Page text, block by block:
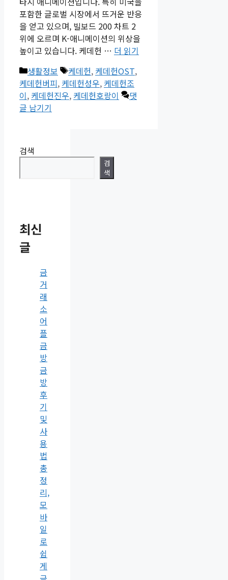
포함한 글로벌 시장에서 뜨거운 반응
을 얻고 있으며, 빌보드 200 차트 2
위에 오르며 K-애니메이션의 위상을
높이고 있습니다. 케데헌 … 더 읽기
카
테
고
리
생활정보
태
그
케데헌, 케데헌OST,
케데헌버피, 케데헌성우, 케데헌조
이, 케데헌진우, 케데헌호랑이
댓
글 남기기
검색
검
색
최신
글
금
거
래
소
어
플
금
방
금
방
후
기
및
사
용
법
총
정
리,
모
바
일
로
쉽
게